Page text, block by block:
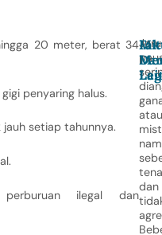
20 meter, berat 34
penyaring halus.
jauh setiap tahunnya.
perburuan ilegal dan
atau
dan